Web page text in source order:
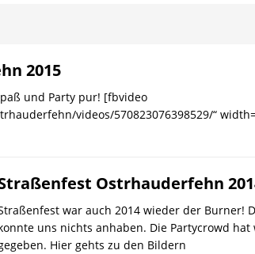
2015
und Party pur! [fbvideo
videos/570823076398529/“
Ostrhauderfehn
war auch 2014 wieder der Burner!
uns nichts anhaben. Die Partycrowd hat
Hier gehts zu den Bildern